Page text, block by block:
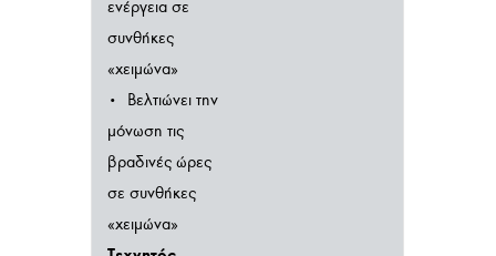
ενέργεια σε
συνθήκες
«χειμώνα»
• Βελτιώνει την
μόνωση τις
βραδινές ώρες
σε συνθήκες
«χειμώνα»